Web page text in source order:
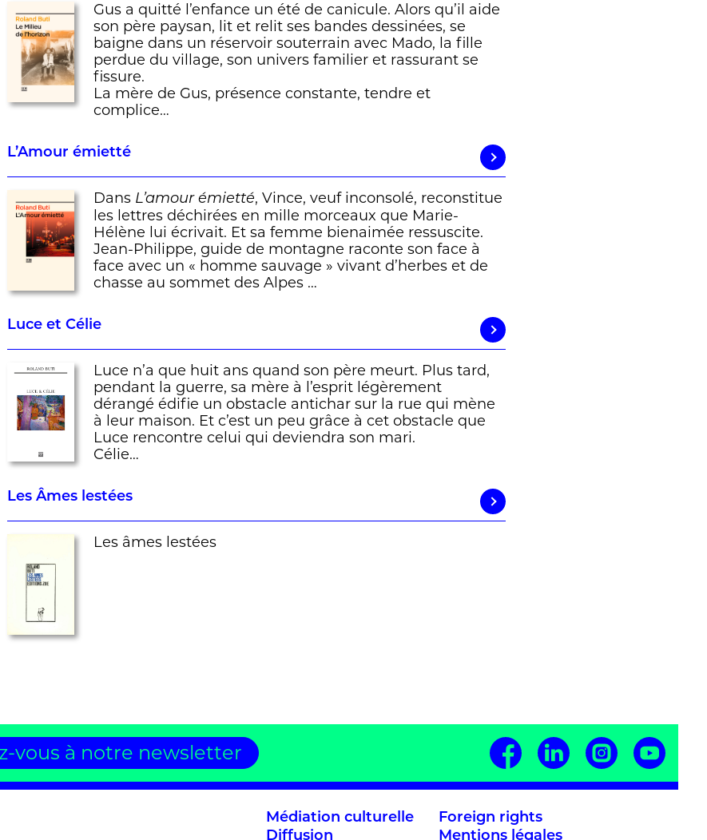
Gus a quitté l’enfance un été de canicule. Alors qu’il aide
son père paysan, lit et relit ses bandes dessinées, se
baigne dans un réservoir souterrain avec Mado, la fille
perdue du village, son univers familier et rassurant se
fissure.
La mère de Gus, présence constante, tendre et
complice…
L’Amour émietté
Dans L’amour émietté, Vince, veuf inconsolé, reconstitue
les lettres déchirées en mille morceaux que Marie-
Hélène lui écrivait. Et sa femme bienaimée ressuscite.
Jean-Philippe, guide de montagne raconte son face à
face avec un « homme sauvage » vivant d’herbes et de
chasse au sommet des Alpes …
Luce et Célie
Luce n’a que huit ans quand son père meurt. Plus tard,
pendant la guerre, sa mère à l’esprit légèrement
dérangé édifie un obstacle antichar sur la rue qui mène
à leur maison. Et c’est un peu grâce à cet obstacle que
Luce rencontre celui qui deviendra son mari.
Célie…
Les Âmes lestées
Les âmes lestées
vous à notre newsletter
Médiation culturelle
Diffusion
Foreign rights
Mentions légales